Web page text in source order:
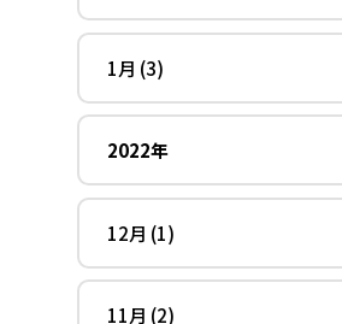
1月 (3)
2022年
12月 (1)
11月 (2)